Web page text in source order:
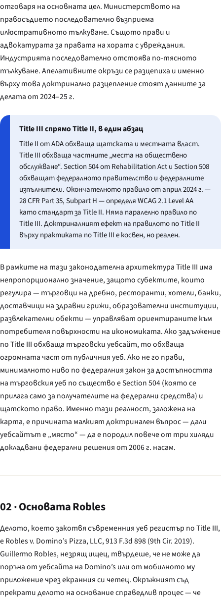
отговаря на основната цел. Министерството на
правосъдието последователно възприема
илюстративното тълкуване. Същото прави и
адвокатурата за правата на хората с увреждания.
Индустрията последователно отстоява по-тясното
тълкуване. Апелативните окръзи се разцепиха и именно
върху това доктринално разцепление стоят данните за
делата от 2024–25 г.
Title III спрямо Title II, в един абзац
Title II от ADA обхваща щатската и местната власт.
Title III обхваща частните „места на обществено
обслужване“. Section 504 от Rehabilitation Act и Section 508
обхващат федералното правителство и федералните
изпълнители. Окончателното правило от април 2024 г. —
28 CFR Part 35, Subpart H — определя WCAG 2.1 Level AA
като стандарт за Title II. Няма паралелно правило по
Title III. Доктриналният ефект на правилото по Title II
върху практиката по Title III е косвен, но реален.
В рамките на тази законодателна архитектура Title III има
непропорционално значение, защото субектите, които
регулира — търговци на дребно, ресторанти, хотели, банки,
доставчици на здравни грижи, образователни институции,
развлекателни обекти — управляват ориентираните към
потребителя повърхности на икономиката. Ако задължение
по Title III обхваща търговски уебсайт, то обхваща
огромната част от публичния уеб. Ако не го прави,
минималното ниво по федералния закон за достъпността
на търговския уеб по същество е Section 504 (която се
прилага само за получателите на федерални средства) и
щатското право. Именно тази реалност, заложена на
карта, е причината малкият доктринален въпрос — дали
уебсайтът е „място“ — да е породил повече от три хиляди
докладвани федерални решения от 2006 г. насам.
02 · Основата Robles
Делото, което закотвя съвременния уеб регистър по Title III,
еRobles v. Domino’s Pizza, LLC, 913 F.3d 898 (9th Cir. 2019).
Guillermo Robles, незрящ ищец, твърдеше, че не може да
поръча от уебсайта на Domino’s или от мобилното му
приложение чрез екранния си четец. Окръжният съд
прекрати делото на основание справедлив процес — че